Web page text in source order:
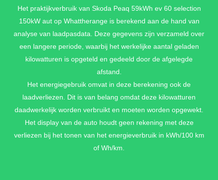
€ 990,-
€ 990,-
GRAPHITE GREY METALLIC
€ 990,-
RACE BLUE METALLIC
Het praktijkverbruik van Skoda Peaq 59kWh ev 60 selection
150kW aut op Whattherange is berekend aan de hand van
analyse van laadpasdata. Deze gegevens zijn verzameld over
een langere periode, waarbij het werkelijke aantal geladen
kilowatturen is opgeteld en gedeeld door de afgelegde
afstand.
Het energiegebruik omvat in deze berekening ook de
laadverliezen. Dit is van belang omdat deze kilowatturen
daadwerkelijk worden verbruikt en moeten worden opgewekt.
Het display van de auto houdt geen rekening met deze
verliezen bij het tonen van het energieverbruik in kWh/100 km
of Wh/km.